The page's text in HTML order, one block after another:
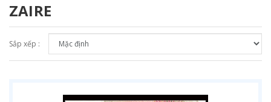
ZAIRE
Sắp xếp :